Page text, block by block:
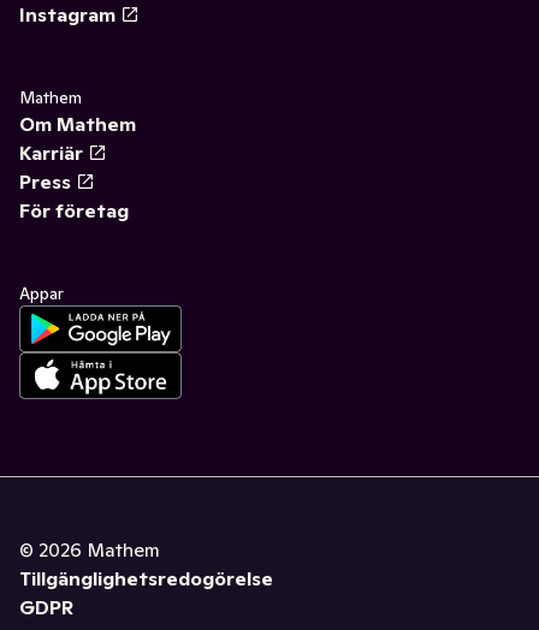
Instagram
Mathem
Om Mathem
Karriär
Press
För företag
Appar
© 2026 Mathem
Tillgänglighetsredogörelse
GDPR